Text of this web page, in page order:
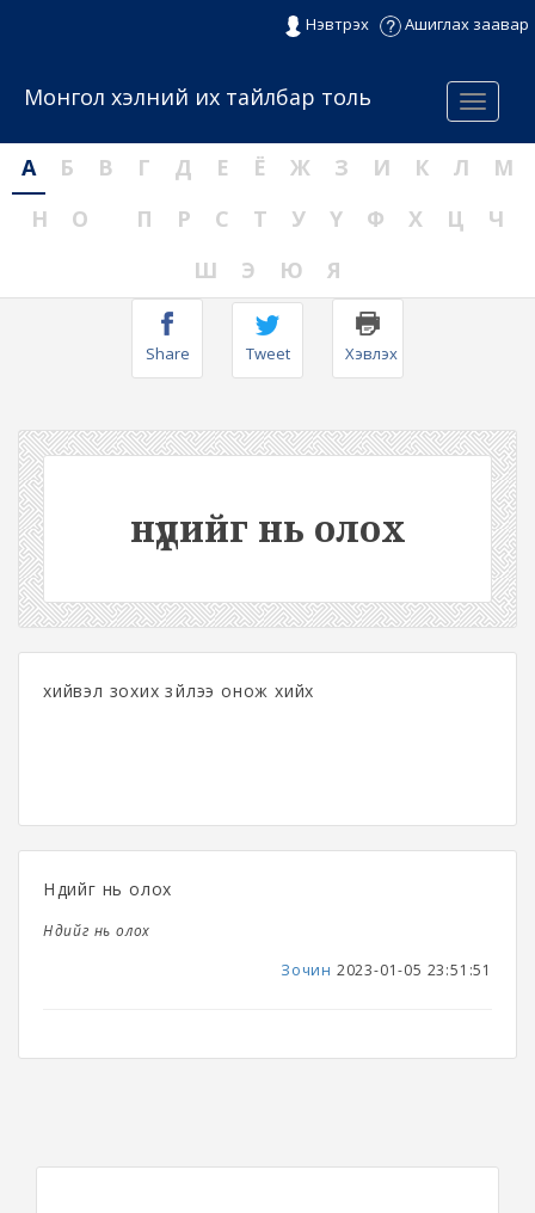
Нэвтрэх Ашиглах заавар
Menu
Монгол хэлний их тайлбар толь
А Б В Г Д Е Ё Ж З И К Л
М
Н
О П Р С Т У Ү Ф Х Ц
Ч
Ш
Э Ю Я
Share Tweet Хэвлэх
нүдийг нь олох
хийвэл зохих зүйлээ онож хийх
Нүдийг нь олох
Нүдийг нь олох
Зочин 2023-01-05 23:51:51